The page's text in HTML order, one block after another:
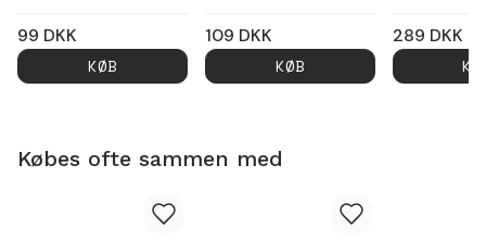
99 DKK
KØB
109 DKK
KØB
289 DKK
Købes ofte sammen med